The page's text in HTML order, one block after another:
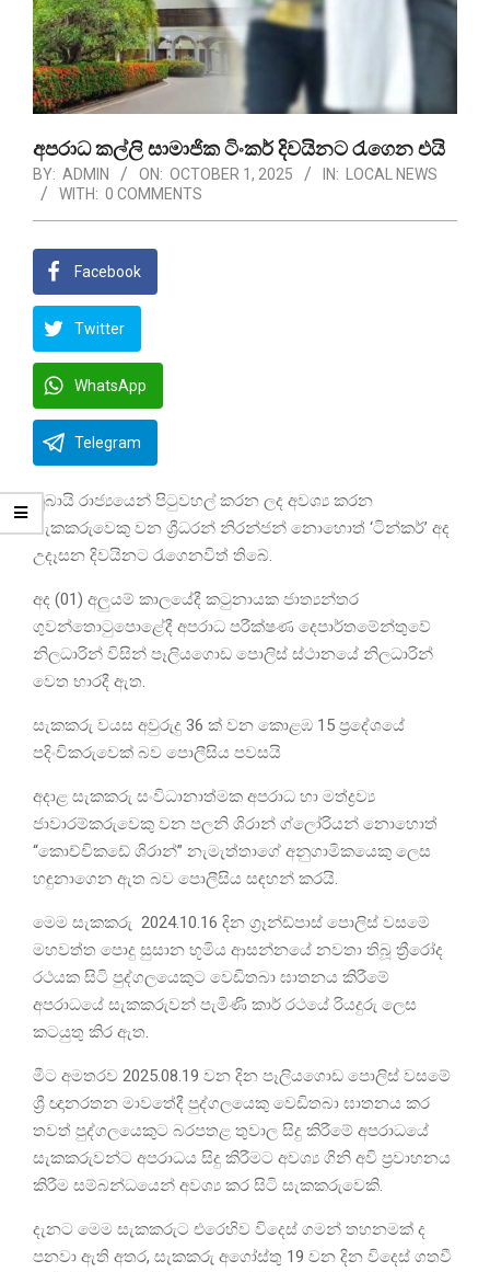
අපරාධ කල්ලි සාමාජික ටිංකර් දිවයිනට රැගෙන එයි
BY: ADMIN ON: OCTOBER 1, 2025 IN:
LOCAL NEWS
WITH: 0 COMMENTS
Facebook
Twitter
WhatsApp
Telegram
ඩුබායි රාජ්‍යයෙන් පිටුවහල් කරන ලද අවශ්‍ය කරන
සැකකරුවෙකු වන ශ්‍රීධරන් නිරන්ජන් නොහොත් ‘ටින්කර්’ අද
උදෑසන දිවයිනට රැගෙනවිත් තිබේ.
අද (01) අලුයම් කාලයේදී කටුනායක ජාත්‍යන්තර
ගුවන්තොටුපොළේදී අපරාධ පරීක්ෂණ දෙපාර්තමේන්තුවේ
නිලධාරින් විසින් පෑලියගොඩ පොලිස් ස්ථානයේ නිලධාරින්
වෙත භාරදී ඇත.
සැකකරු වයස අවුරුදු 36 ක් වන කොළඹ 15 ප්‍රදේශයේ
පදිංචිකරුවෙක් බව පොලීසිය පවසයි
අදාළ සැකකරු සංවිධානාත්මක අපරාධ හා මත්ද්‍රව්‍ය
ජාවාරම්කරුවෙකු වන පලනි ශිරාන් ග්ලෝරියන් නොහොත්
“කොච්චිකඩේ ශිරාන්” නැමැත්තාගේ අනුගාමිකයෙකු ලෙස
හඳුනාගෙන ඇත බව පොලීසිය සඳහන් කරයි.
මෙම සැකකරු 2024.10.16 දින ග්‍රෑන්ඩ්පාස් පොලිස් වසමේ
මහවත්ත පොදු සුසාන භූමිය ආසන්නයේ නවතා තිබූ ත්‍රීරෝද
රථයක සිටි පුද්ගලයෙකුට වෙඩිතබා ඝාතනය කිරීමේ
අපරාධයේ සැකකරුවන් පැමිණි කාර් රථයේ රියදුරු ලෙස
කටයුතු කිර ඇත.
මීට අමතරව 2025.08.19 වන දින පෑලියගොඩ පොලිස් වසමේ
ශ්‍රී ඥානරතන මාවතේදී පුද්ගලයෙකු වෙඩිතබා ඝාතනය කර
තවත් පුද්ගලයෙකුට බරපතළ තුවාල සිදු කිරීමේ අපරාධයේ
සැකකරුවන්ට අපරාධය සිදු කිරීමට අවශ්‍ය ගිනි අවි ප්‍රවාහනය
කිරීම සම්බන්ධයෙන් අවශ්‍ය කර සිටි සැකකරුවෙකි.
දැනට මෙම සැකකරුට එරෙහිව විදෙස් ගමන් තහනමක් ද
පනවා ඇති අතර, සැකකරු අගෝස්තු 19 වන දින විදෙස් ගතවී